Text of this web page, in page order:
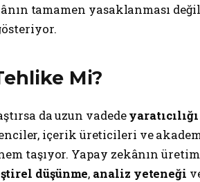
tamamen yasaklanması
Mi?
da uzun vadede
içerik üreticileri ve
taşıyor. Yapay zekânın
düşünme, analiz yeteneği